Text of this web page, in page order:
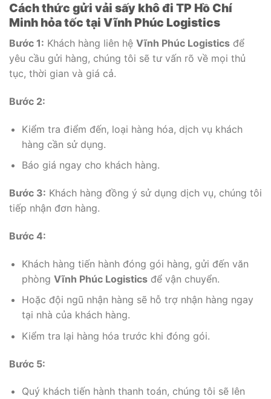
Cách thức gửi vải sấy khô đi TP Hồ Chí
Minh hỏa tốc tại Vĩnh Phúc Logistics
Bước 1: Khách hàng liên hệ Vĩnh Phúc Logistics để
yêu cầu gửi hàng, chúng tôi sẽ tư vấn rõ về mọi thủ
tục, thời gian và giá cả.
Bước 2:
Kiểm tra điểm đến, loại hàng hóa, dịch vụ khách
hàng cần sử dụng.
Báo giá ngay cho khách hàng.
Bước 3: Khách hàng đồng ý sử dụng dịch vụ, chúng tôi
tiếp nhận đơn hàng.
Bước 4:
Khách hàng tiến hành đóng gói hàng, gửi đến văn
phòng Vĩnh Phúc Logisticsđể vận chuyển.
Hoặc đội ngũ nhận hàng sẽ hỗ trợ nhận hàng ngay
tại nhà của khách hàng.
Kiểm tra lại hàng hóa trước khi đóng gói.
Bước 5:
Quý khách tiến hành thanh toán, chúng tôi sẽ lên